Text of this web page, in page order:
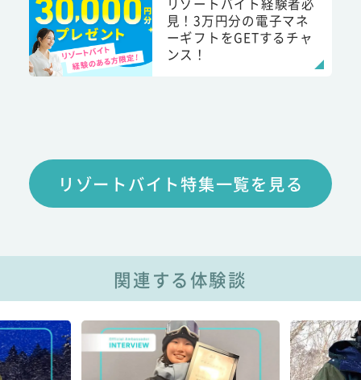
見！3万円分の電子マネ
ーギフトをGETするチャ
ンス！
リゾートバイト特集一覧を見る
関連する体験談